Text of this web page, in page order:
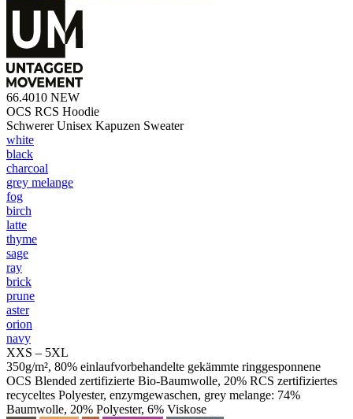
66.4010 NEW
OCS RCS Hoodie
Schwerer Unisex Kapuzen Sweater
white
black
charcoal
grey melange
fog
birch
latte
thyme
sage
ray
brick
prune
aster
orion
navy
XXS – 5XL
350g/m², 80% einlaufvorbehandelte gekämmte ringgesponnene
OCS Blended zertifizierte Bio-Baumwolle, 20% RCS zertifiziertes
recyceltes Polyester, enzymgewaschen, grey melange: 74%
Baumwolle, 20% Polyester, 6% Viskose